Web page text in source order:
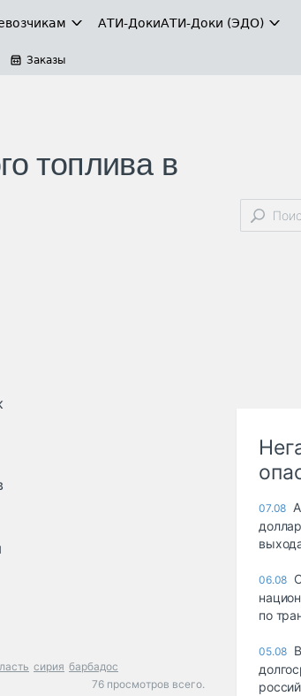
АТИ-ДокиАТИ-Доки (ЭДО)
Заказы
топлива в
сирия барбадос
76 просмотров всего.
07.08
06.08
по
05.08